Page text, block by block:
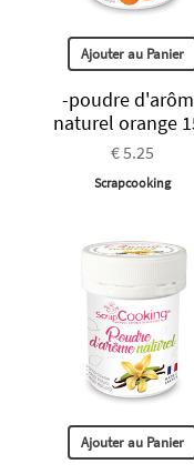
Ajouter au Panier
-poudre
naturel orange
€ 5.25
Scrapcooking
Ajouter au Panier